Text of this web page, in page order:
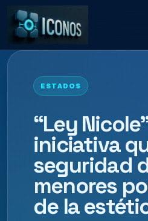
ESTADOS
“Ley
iniciativa
seguridad
menores
de la